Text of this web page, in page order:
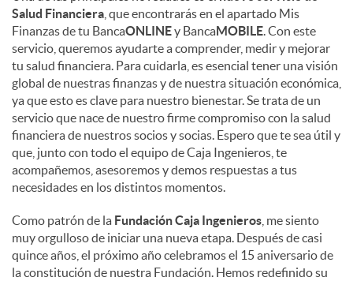
Salud Financiera , que encontrarás en el apartado Mis
Finanzas de tu BancaONLINEy BancaMOBILE. Con este
servicio, queremos ayudarte a comprender, medir y mejorar
tu salud financiera. Para cuidarla, es esencial tener una visión
global de nuestras finanzas y de nuestra situación económica,
ya que esto es clave para nuestro bienestar. Se trata de un
servicio que nace de nuestro firme compromiso con la salud
financiera de nuestros socios y socias. Espero que te sea útil y
que, junto con todo el equipo de Caja Ingenieros, te
acompañemos, asesoremos y demos respuestas a tus
necesidades en los distintos momentos.
Como patrón de la Fundación Caja Ingenieros , me siento
muy orgulloso de iniciar una nueva etapa. Después de casi
quince años, el próximo año celebramos el 15 aniversario de
la constitución de nuestra Fundación. Hemos redefinido su